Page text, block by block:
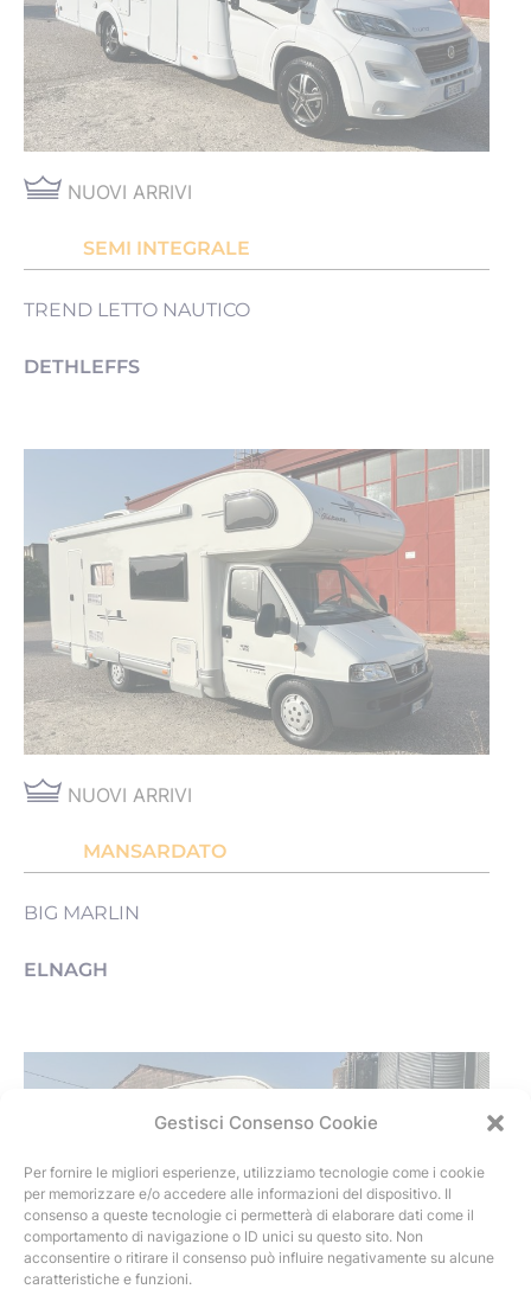
Gestisci Consenso Cookie
Per fornire le migliori esperienze, utilizziamo tecnologie come i cookie
per memorizzare e/o accedere alle informazioni del dispositivo. Il
consenso a queste tecnologie ci permetterà di elaborare dati come il
comportamento di navigazione o ID unici su questo sito. Non
acconsentire o ritirare il consenso può influire negativamente su alcune
caratteristiche e funzioni.
NUOVI ARRIVI
SEMI INTEGRALE
TREND LETTO NAUTICO
DETHLEFFS
NUOVI ARRIVI
MANSARDATO
BIG MARLIN
ELNAGH